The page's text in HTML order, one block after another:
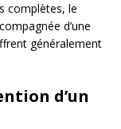
complètes, le
d’une
généralement
d’un